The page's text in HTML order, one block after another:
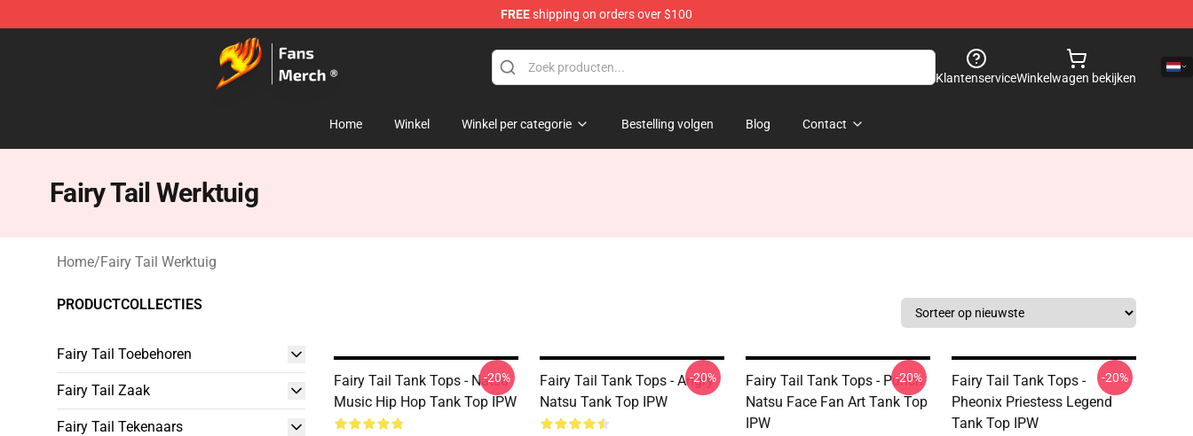
FREEshipping on orders over $100
Fairy Tail Store - Official Fairy Tail Merchandise Shop
KlantenserviceWinkelwagen bekijken
Home Winkel Winkel per categorie Bestelling volgen Blog Contact
Fairy Tail Werktuig
Home/Fairy Tail Werktuig
PRODUCTCOLLECTIES
Fairy Tail Toebehoren
Fairy Tail Zaak
Fairy Tail Tekenaars
Fairy Tail Tank Tops - Natsu
Music Hip Hop Tank Top IPW
-20%
Fairy Tail Tank Tops - Angry
Natsu Tank Top IPW
-20%
Fairy Tail Tank Tops - Punch
Natsu Face Fan Art Tank Top
IPW
-20%
Fairy Tail Tank Tops -
Pheonix Priestess Legend
Tank Top IPW
-20%